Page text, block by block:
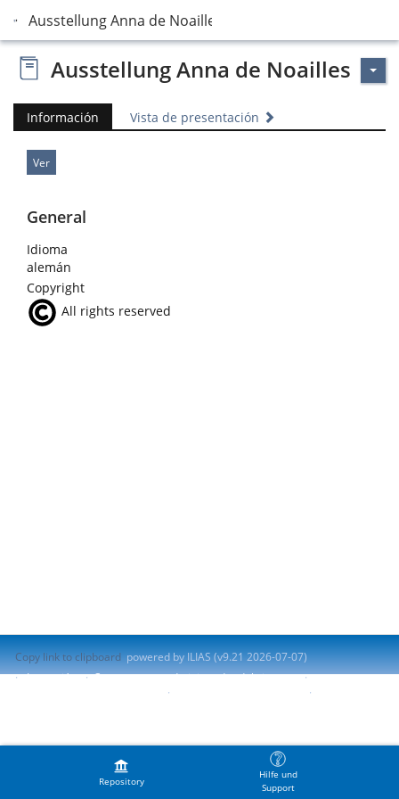
Ausstellung Anna de Noailles
Repository
Hilfe und
Support
Ausstellung Anna de Noailles
Información Vista de presentación
Ver
General
Idioma
alemán
Copyright
All rights reserved
Copy link to clipboard powered by ILIAS (v9.21 2026-07-07)
Impresión
Contactar con administrador del sistema